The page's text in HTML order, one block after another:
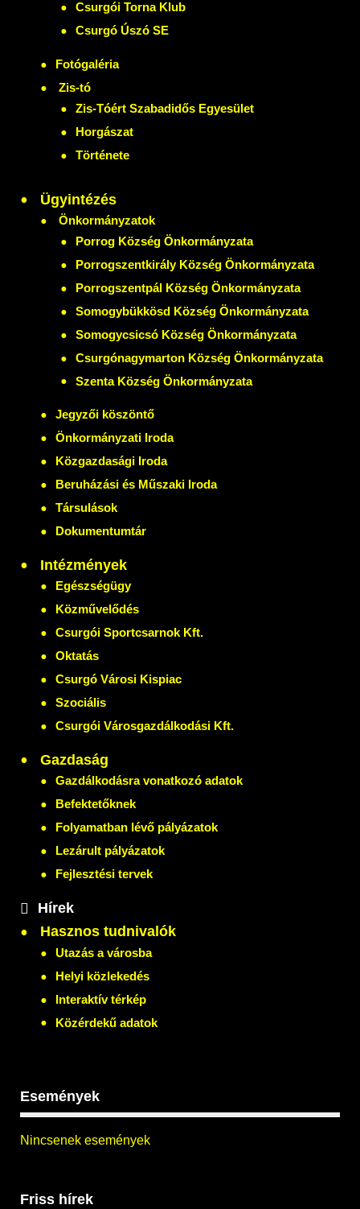
Csurgói Torna Klub
Csurgó Úszó SE
Fotógaléria
Zis-tó
Zis-Tóért Szabadidős Egyesület
Horgászat
Története
Ügyintézés
Önkormányzatok
Porrog Község Önkormányzata
Porrogszentkirály Község Önkormányzata
Porrogszentpál Község Önkormányzata
Somogybükkösd Község Önkormányzata
Somogycsicsó Község Önkormányzata
Csurgónagymarton Község Önkormányzata
Szenta Község Önkormányzata
Jegyzői köszöntő
Önkormányzati Iroda
Közgazdasági Iroda
Beruházási és Műszaki Iroda
Társulások
Dokumentumtár
Intézmények
Egészségügy
Közművelődés
Csurgói Sportcsarnok Kft.
Oktatás
Csurgó Városi Kispiac
Szociális
Csurgói Városgazdálkodási Kft.
Gazdaság
Gazdálkodásra vonatkozó adatok
Befektetőknek
Folyamatban lévő pályázatok
Lezárult pályázatok
Fejlesztési tervek
Hírek
Hasznos tudnivalók
Utazás a városba
Helyi közlekedés
Interaktív térkép
Közérdekű adatok
Események
Nincsenek események
Friss hírek